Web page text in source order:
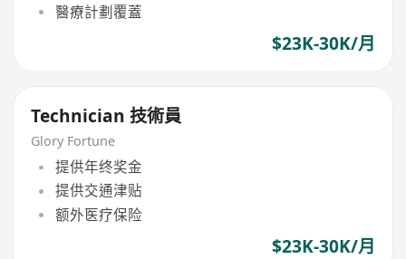
醫療計劃覆蓋
$23K-30K/月
Technician 技術員
Glory Fortune
提供年终奖金
提供交通津贴
额外医疗保险
$23K-30K/月